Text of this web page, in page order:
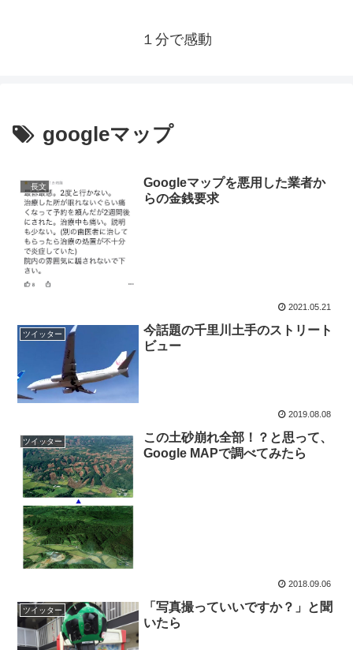
１分で感動
googleマップ
長文
Googleマップを悪用した業者か
らの金銭要求
2021.05.21
ツイッター
今話題の千里川土手のストリート
ビュー
2019.08.08
ツイッター
この土砂崩れ全部！？と思って、
Google MAPで調べてみたら
2018.09.06
ツイッター
「写真撮っていいですか？」と聞
いたら